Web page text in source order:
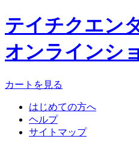
テイチクエン
オンラインシ
カートを見る
はじめての方へ
ヘルプ
サイトマップ